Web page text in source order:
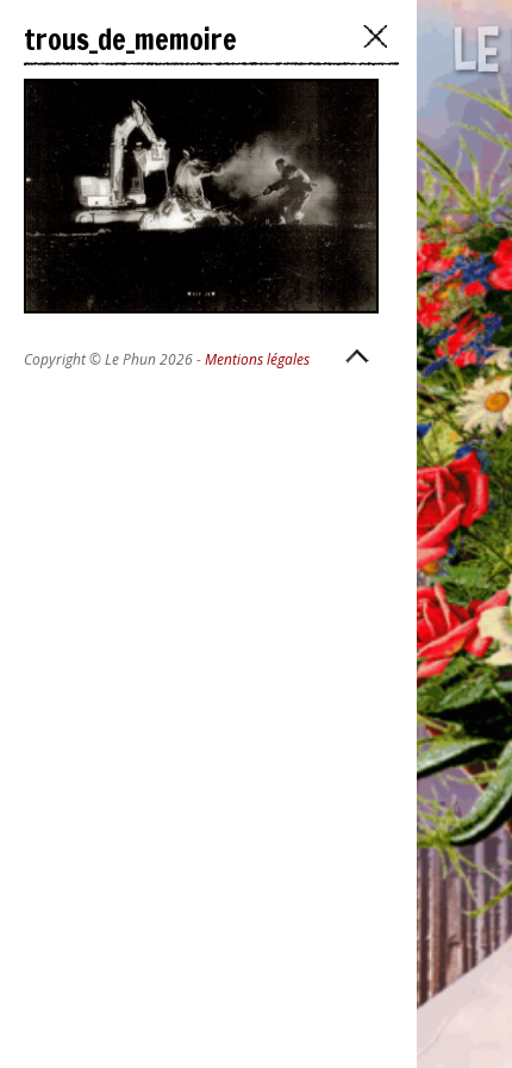
trous_de_memoire
Copyright © Le Phun 2026 -Mentions légales